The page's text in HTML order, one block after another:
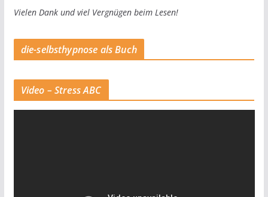
Vielen Dank und viel Vergnügen beim Lesen!
die-selbsthypnose als Buch
Video – Stress ABC